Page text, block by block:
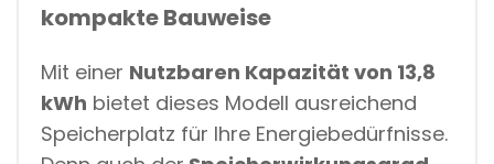
kompakte Bauweise
Mit einer Nutzbaren Kapazität von 13,8
kWh bietet dieses Modell ausreichend
Speicherplatz für Ihre Energiebedürfnisse.